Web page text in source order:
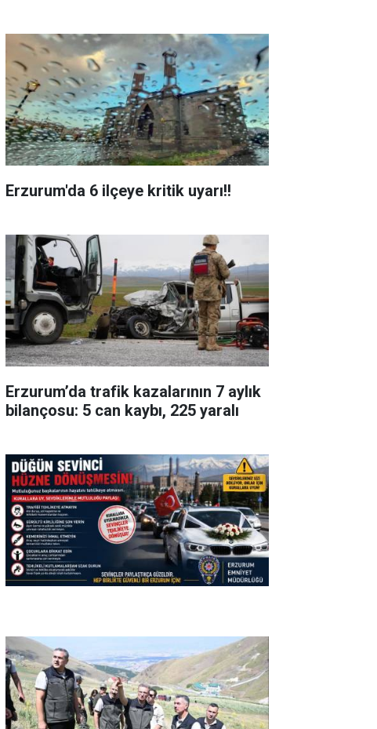
Erzurum'da 6 ilçeye kritik uyarı!!
Erzurum’da trafik kazalarının 7 aylık
bilançosu: 5 can kaybı, 225 yaralı